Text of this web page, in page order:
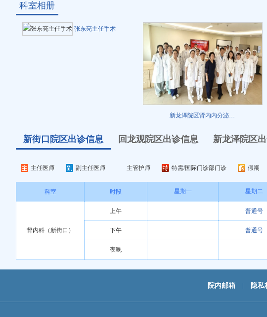
科室相册
张东亮主任手术
新龙泽院区肾内内分泌…
新街口院区出诊信息 回龙观院区出诊信息 新龙泽院区
主任医师 副主任医师 主管护师 特需/国际门诊部门诊 假期
科室 时段 星期一 星期二
肾内科（新街口）
上午 普通号
下午 普通号
夜晚
院内邮箱 隐私